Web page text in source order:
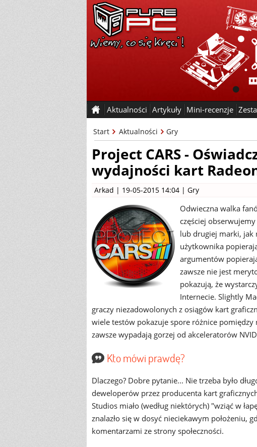
Aktualności Artykuły Mini-recenzje
Start Aktualności Gry
Project CARS -
wydajności kart
Arkad | 19-05-2015 14:04 | Gry
Odwieczna walka
częściej
lub drugiej marki, jak
użytkownika
argumentów
zawsze nie jest
pokazują, że
Internecie. Slightly
graczy niezadowolonych z osiągów kart
wiele testów pokazuje spore różnice
zawsze wypadają gorzej od akceleratorów
Kto mówi prawdę?
Dlaczego? Dobre pytanie... Nie trzeba było
deweloperów przez producenta kart
Studios miało (według niektórych) "wziąć w
znalazło się w dosyć nieciekawym
komentarzami ze strony społeczności.